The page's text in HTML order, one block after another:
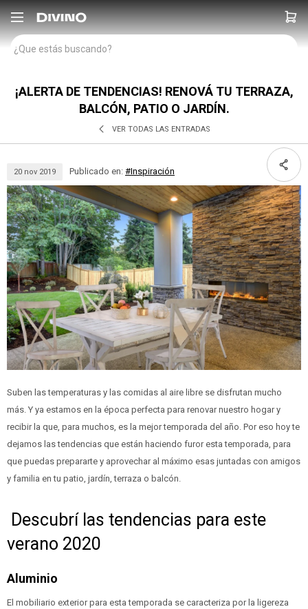

¡ALERTA DE TENDENCIAS! RENOVÁ TU TERRAZA,
BALCÓN, PATIO O JARDÍN.
VER TODAS LAS ENTRADAS
20 nov 2019 Publicado en: #Inspiración
Suben las temperaturas y las comidas al aire libre se disfrutan mucho
más. Y ya estamos en la época perfecta para renovar nuestro hogar y
recibir la que, para muchos, es la mejor temporada del año. Por eso hoy te
dejamos las tendencias que están haciendo furor esta temporada, para
que puedas prepararte y aprovechar al máximo esas juntadas con amigos
y familia en tu patio, jardín, terraza o balcón.
Descubrí las tendencias para este
verano 2020
Aluminio
El mobiliario exterior para esta temporada se caracteriza por la ligereza